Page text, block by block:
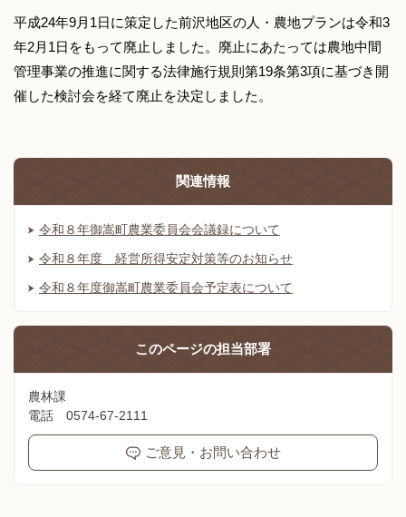
平成24年9月1日に策定した前沢地区の人・農地プランは令和3
年2月1日をもって廃止しました。廃止にあたっては農地中間
管理事業の推進に関する法律施行規則第19条第3項に基づき開
催した検討会を経て廃止を決定しました。
関連情報
令和８年御嵩町農業委員会会議録について
令和８年度 経営所得安定対策等のお知らせ
令和８年度御嵩町農業委員会予定表について
このページの担当部署
農林課
電話 0574-67-2111
ご意見・お問い合わせ